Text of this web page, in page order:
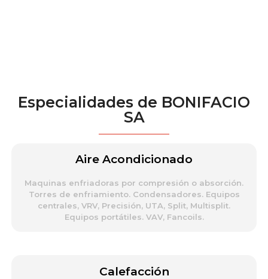
Especialidades de BONIFACIO
SA
Aire Acondicionado
Maquinas enfriadoras por compresión o absorción.
Torres de enfriamiento. Condensadores. Equipos
centrales, VRV, Precisión, UTA, Split, Multisplit.
Equipos portátiles. VAV, Fancoils.
Calefacción